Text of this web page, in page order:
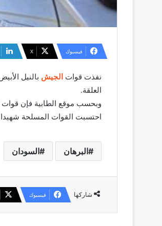
فيسبوك ‫X
نفذت قوات الجيش بالنيل
العلقة.
احتسبت القوات المسلحة شهيدا
البرهان السودان
شاركها فيسبوك